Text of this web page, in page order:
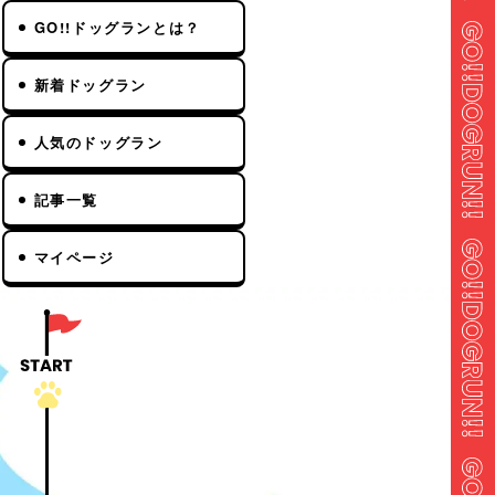
GO!!ドッグランとは？
新着ドッグラン
人気のドッグラン
記事一覧
マイページ